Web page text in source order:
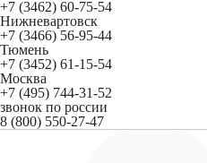
+7 (3462) 60-75-54
Нижневартовск
+7 (3466) 56-95-44
Тюмень
+7 (3452) 61-15-54
Москва
+7 (495) 744-31-52
звонок по россии
8 (800) 550-27-47